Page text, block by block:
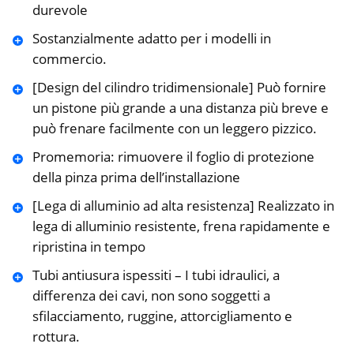
durevole
Sostanzialmente adatto per i modelli in
commercio.
[Design del cilindro tridimensionale] Può fornire
un pistone più grande a una distanza più breve e
può frenare facilmente con un leggero pizzico.
Promemoria: rimuovere il foglio di protezione
della pinza prima dell’installazione
[Lega di alluminio ad alta resistenza] Realizzato in
lega di alluminio resistente, frena rapidamente e
ripristina in tempo
Tubi antiusura ispessiti – I tubi idraulici, a
differenza dei cavi, non sono soggetti a
sfilacciamento, ruggine, attorcigliamento e
rottura.